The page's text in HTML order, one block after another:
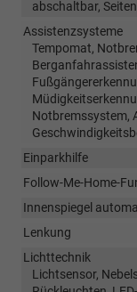
abschaltbar,
Assistenzsysteme
Tempomat,
Notbremssystem,
Einparkhilfe
Follow-Me-Home-
Innenspiegel
Lenkung
Lichttechnik
Lichtsensor,